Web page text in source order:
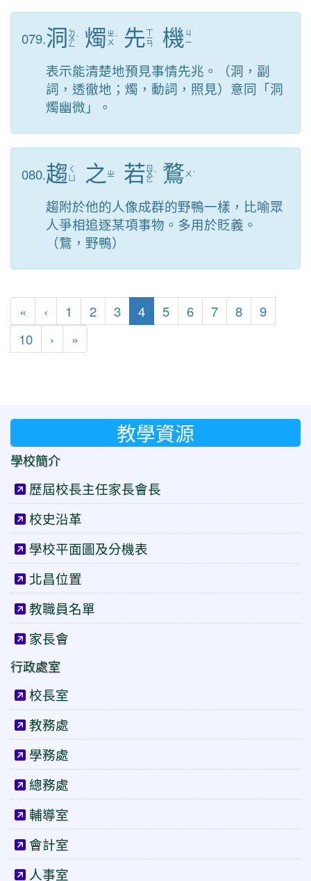
079.洞 ㄉ
ㄨ
ㄥ
ˋ 燭 ㄓ
ㄨ ˊ 先ㄒ
ㄧ
ㄢ 機 ㄐ
ㄧ
表示能清楚地預見事情先兆。（洞，副
詞，透徹地；燭，動詞，照見）意同「洞
燭幽微」。
080.趨 ㄑ
之 ㄓ 若 ㄖ
ㄨ
ㄛ
ˋ 鶩 ㄨ ˋ
趨附於他的人像成群的野鴨一樣，比喻眾
人爭相追逐某項事物。多用於貶義。
（鶩，野鴨）
« 第一頁
‹ 上一頁
1 2 3 4(目前頁次)
5 6 7 8
9
10
› 下一頁
»
教學資源
學校簡介
歷屆校長主任家長會長
校史沿革
學校平面圖及分機表
北昌位置
教職員名單
家長會
行政處室
校長室
教務處
學務處
總務處
輔導室
會計室
人事室